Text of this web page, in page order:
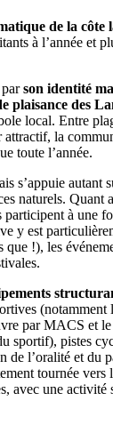
de la côte
à l’année et
son identité
plaisance des
local. Entre
la
toute l’année.
s’appuie autant
naturels. Quant
à une
y est
que !), les
(notamment
par MACS et
sportif), pistes
de l’oralité et du
tournée vers
avec une activité